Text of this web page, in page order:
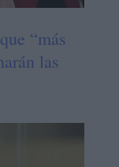
“más
las